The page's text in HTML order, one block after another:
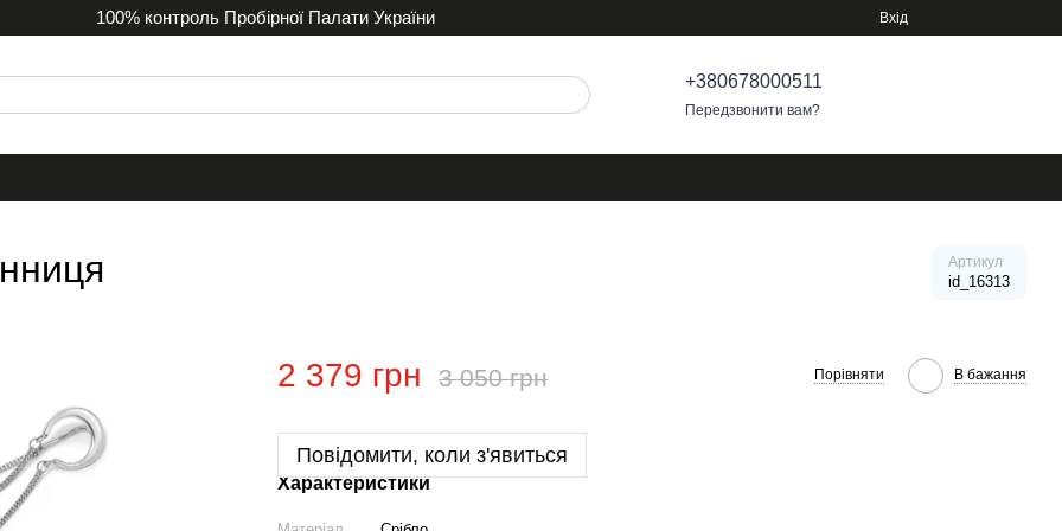
100% контроль Пробірної Палати України Вхід
+380678000511
Передзвонити вам?
Артикул
id_16313
2 379 грн 3 050 грн Порівняти В бажання
Повідомити, коли з'явиться
Характеристики